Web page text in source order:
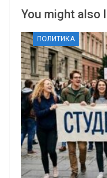
You might also
ПОЛИТИКА